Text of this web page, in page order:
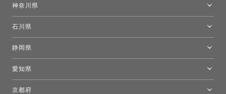
モーイ東京
キーブー東京
FLOS｜フロスデザインスペース青山
神奈川県
石川県
静岡県
愛知県
京都府